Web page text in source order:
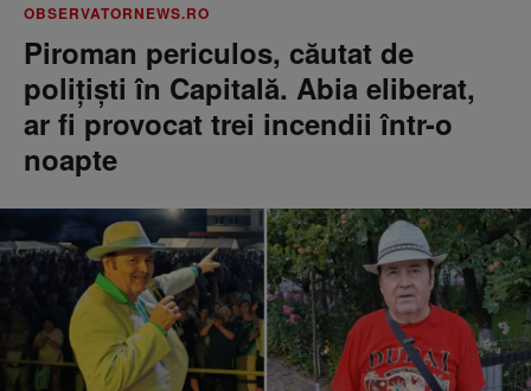
OBSERVATORNEWS.RO
Piroman periculos, căutat de
poliţişti în Capitală. Abia eliberat,
ar fi provocat trei incendii într-o
noapte